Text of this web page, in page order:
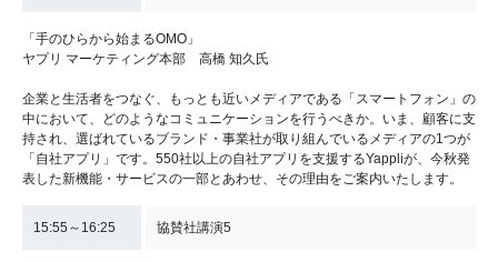
「手のひらから始まるOMO」
ヤプリ マーケティング本部 高橋 知久氏
企業と生活者をつなぐ、もっとも近いメディアである「スマートフォン」の
中において、どのようなコミュニケーションを行うべきか。いま、顧客に支
持され、選ばれているブランド・事業社が取り組んでいるメディアの1つが
「自社アプリ」です。550社以上の自社アプリを支援するYappliが、今秋発
表した新機能・サービスの一部とあわせ、その理由をご案内いたします。
15:55～16:25 協賛社講演5